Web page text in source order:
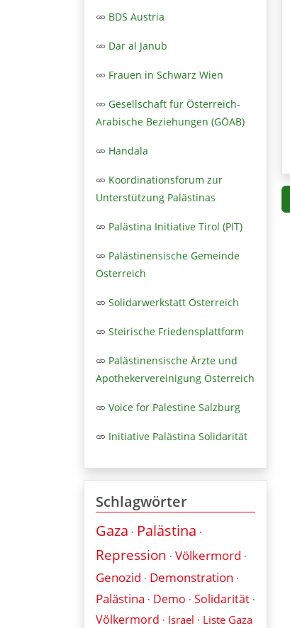
BDS Austria
Dar al Janub
Frauen in Schwarz Wien
Gesellschaft für Österreich-
Arabische Beziehungen (GÖAB)
Handala
Koordinationsforum zur
Unterstützung Palästinas
Palästina Initiative Tirol (PIT)
Palästinensische Gemeinde
Österreich
Solidarwerkstatt Österreich
Steirische Friedensplattform
Palästinensische Ärzte und
Apothekervereinigung Österreich
Voice for Palestine Salzburg
Initiative Palästina Solidarität
Schlagwörter
Gaza · Palästina ·
Repression · Völkermord ·
Genozid · Demonstration ·
Palästina · Demo · Solidarität ·
Völkermord · Israel · Liste Gaza